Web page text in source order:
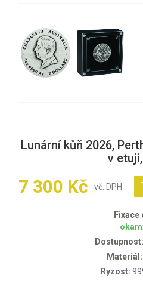
Lunární kůň 2026,
v
7 300 Kč vč. DPH
Fixace
Dostupnost:
Materiál:
Ryzost: